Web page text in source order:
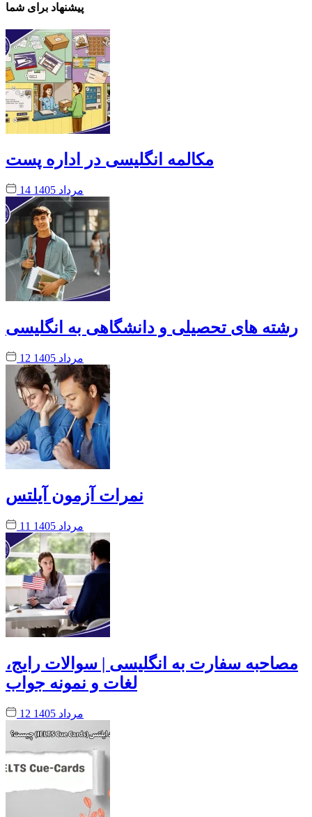
پیشنهاد برای شما
مکالمه انگلیسی در اداره پست
14 مرداد 1405
رشته های تحصیلی و دانشگاهی به انگلیسی
12 مرداد 1405
نمرات آزمون آیلتس
11 مرداد 1405
مصاحبه سفارت به انگلیسی | سوالات رایج،
لغات و نمونه جواب
12 مرداد 1405